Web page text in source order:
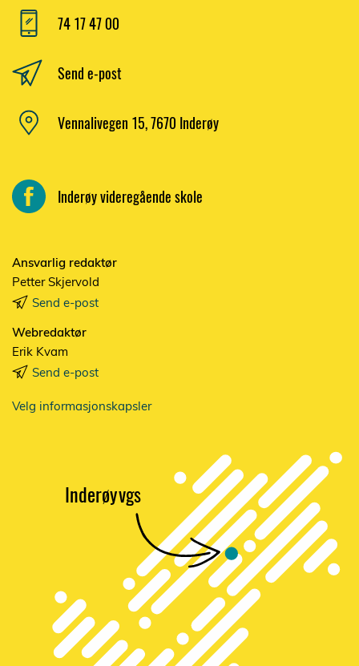
74 17 47 00
Send e-post
Vennalivegen 15, 7670 Inderøy
Inderøy videregående skole
Ansvarlig redaktør
Petter Skjervold
Send e-post
Webredaktør
Erik Kvam
Send e-post
Velg informasjonskapsler
Inderøyvgs